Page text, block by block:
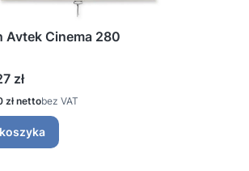
Avtek Cinema 280
zł
zł bez VAT